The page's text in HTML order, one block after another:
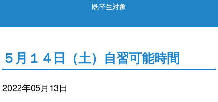
既卒生対象
５月１４日（土）自習可能時間
2022年05月13日